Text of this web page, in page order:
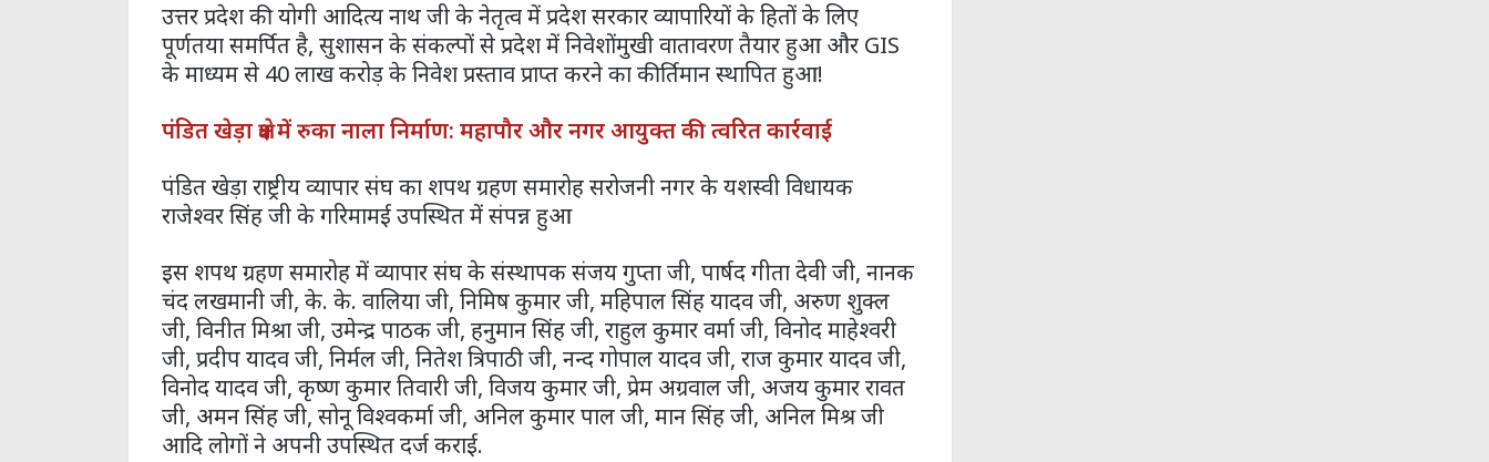
उत्तर प्रदेश की योगी आदित्य नाथ जी के नेतृत्व में प्रदेश सरकार व्यापारियों के हितों के लिए
पूर्णतया समर्पित है, सुशासन के संकल्पों से प्रदेश में निवेशोंमुखी वातावरण तैयार हुआ और GIS
के माध्यम से 40 लाख करोड़ के निवेश प्रस्ताव प्राप्त करने का कीर्तिमान स्थापित हुआ!
पंडित खेड़ा क्षेत्र में रुका नाला निर्माण: महापौर और नगर आयुक्त की त्वरित कार्रवाई
पंडित खेड़ा राष्ट्रीय व्यापार संघ का शपथ ग्रहण समारोह सरोजनी नगर के यशस्वी विधायक
राजेश्वर सिंह जी के गरिमामई उपस्थित में संपन्न हुआ
इस शपथ ग्रहण समारोह में व्यापार संघ के संस्थापक संजय गुप्ता जी, पार्षद गीता देवी जी, नानक
चंद लखमानी जी, के. के. वालिया जी, निमिष कुमार जी, महिपाल सिंह यादव जी, अरुण शुक्ल
जी, विनीत मिश्रा जी, उमेन्द्र पाठक जी, हनुमान सिंह जी, राहुल कुमार वर्मा जी, विनोद माहेश्वरी
जी, प्रदीप यादव जी, निर्मल जी, नितेश त्रिपाठी जी, नन्द गोपाल यादव जी, राज कुमार यादव जी,
विनोद यादव जी, कृष्ण कुमार तिवारी जी, विजय कुमार जी, प्रेम अग्रवाल जी, अजय कुमार रावत
जी, अमन सिंह जी, सोनू विश्वकर्मा जी, अनिल कुमार पाल जी, मान सिंह जी, अनिल मिश्र जी
आदि लोगों ने अपनी उपस्थित दर्ज कराई.